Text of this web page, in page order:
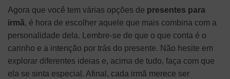
Agora que você tem várias opções de presentes para
irmã, é hora de escolher aquele que mais combina com a
personalidade dela. Lembre-se de que o que conta é o
carinho e a intenção por trás do presente. Não hesite em
explorar diferentes ideias e, acima de tudo, faça com que
ela se sinta especial. Afinal, cada irmã merece ser